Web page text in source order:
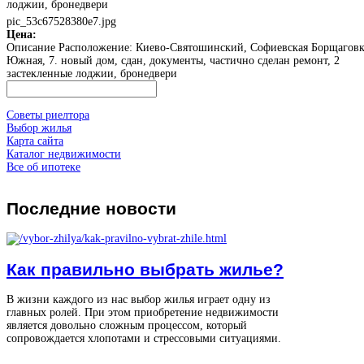
лоджии, бронедвери
pic_53c67528380e7.jpg
Цена:
Описание Расположение: Киево-Святошинский, Софиевская
Южная, 7. новый дом, сдан, документы, частично сделан ремонт, 2
застекленные лоджии, бронедвери
Советы риелтора
Выбор жилья
Карта сайта
Каталог недвижимости
Все об ипотеке
Последние новости
Как правильно выбрать жилье?
В жизни каждого из нас выбор жилья играет одну из
главных ролей. При этом приобретение недвижимости
является довольно сложным процессом, который
сопровождается хлопотами и стрессовыми ситуациями.